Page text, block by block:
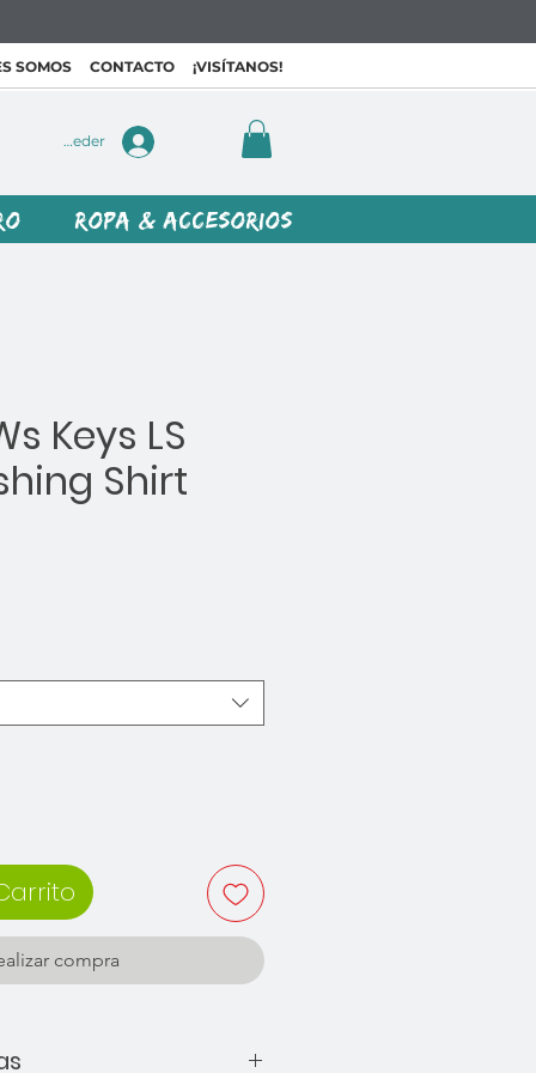
SOMOS CONTACTO ¡VISÍTANOS!
Acceder
ROPA & ACCESORIOS
Keys LS
Shirt
compra